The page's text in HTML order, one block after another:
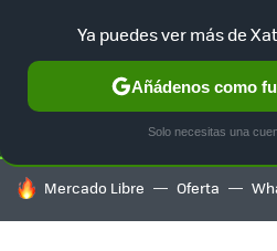
SELECCIÓN GAMING HOME
HOY SE HABLA DE
Mercado Libre Oferta
Ya puedes ver más de
Añádenos como
Solo necesitas una